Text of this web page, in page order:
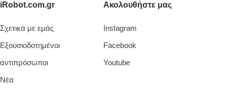
iRobot.com.gr
Σχετικά με εμάς
Εξουσιοδοτημένοι
αντιπρόσωποι
Νέα
Ακολουθήστε μας
Instagram
Facebook
Youtube